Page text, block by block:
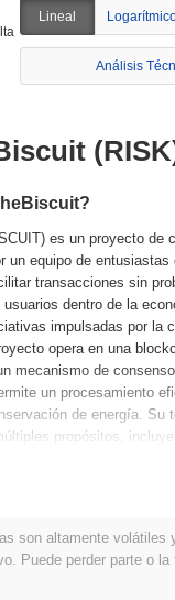
Lineal
Análisis
es un proyecto de
un equipo de
transacciones sin
dentro de la
impulsadas por la
opera en una
mecanismo de
un procesamiento
de energía. Su
propósitos,
a los poseedores
en la comunidad,
incentivar la
vibrante. Este
de los usuarios
son altamente volátiles
Puede perder parte o la